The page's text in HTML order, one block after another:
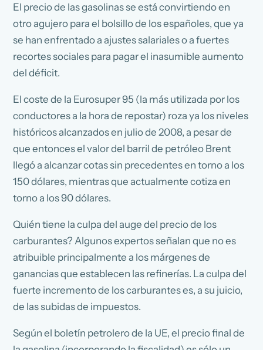
El precio de las gasolinas se está convirtiendo en
otro agujero para el bolsillo de los españoles, que ya
se han enfrentado a ajustes salariales o a fuertes
recortes sociales para pagar el inasumible aumento
del déficit.
El coste de la Eurosuper 95 (la más utilizada por los
conductores a la hora de repostar) roza ya los niveles
históricos alcanzados en julio de 2008, a pesar de
que entonces el valor del barril de petróleo Brent
llegó a alcanzar cotas sin precedentes en torno a los
150 dólares, mientras que actualmente cotiza en
torno a los 90 dólares.
Quién tiene la culpa del auge del precio de los
carburantes? Algunos expertos señalan que no es
atribuible principalmente a los márgenes de
ganancias que establecen las refinerías. La culpa del
fuerte incremento de los carburantes es, a su juicio,
de las subidas de impuestos.
Según el boletín petrolero de la UE, el precio final de